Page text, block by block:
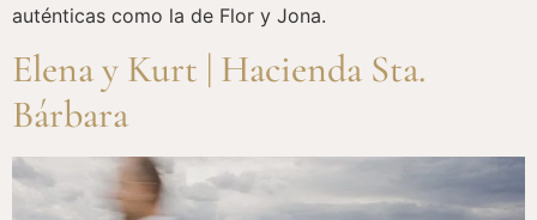
auténticas como la de Flor y Jona.
Elena y Kurt | Hacienda Sta.
Bárbara